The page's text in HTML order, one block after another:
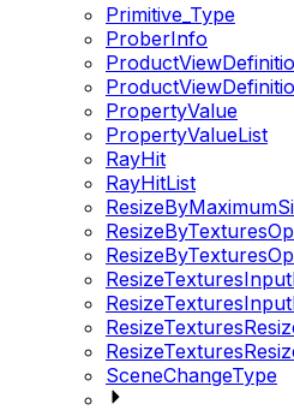
Primitive_Type
ProberInfo
PropertyValue
PropertyValueList
RayHit
RayHitList
SceneChangeType